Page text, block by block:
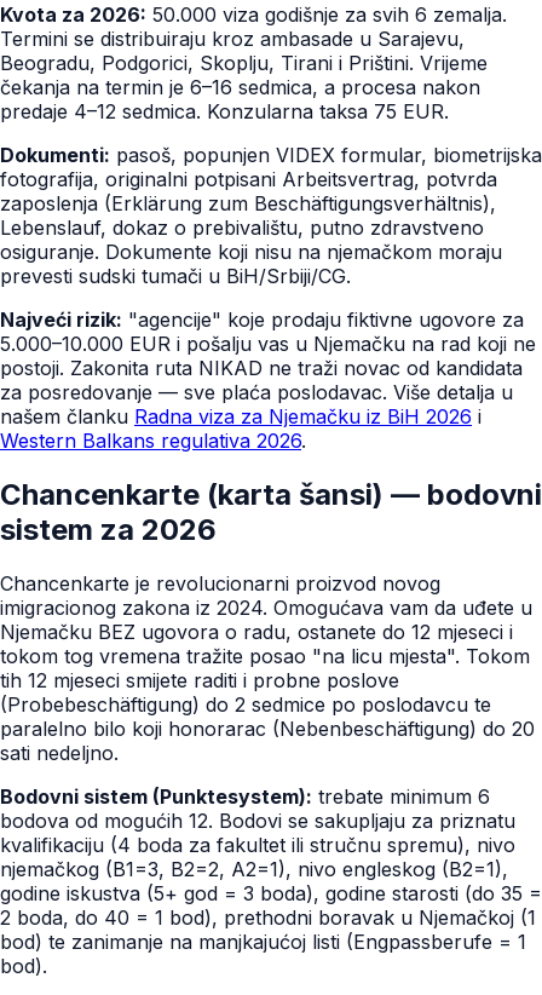
Kvota za 2026: 50.000 viza godišnje za svih 6 zemalja.
Termini se distribuiraju kroz ambasade u Sarajevu,
Beogradu, Podgorici, Skoplju, Tirani i Prištini. Vrijeme
čekanja na termin je 6–16 sedmica, a procesa nakon
predaje 4–12 sedmica. Konzularna taksa 75 EUR.
Dokumenti: pasoš, popunjen VIDEX formular, biometrijska
fotografija, originalni potpisani Arbeitsvertrag, potvrda
zaposlenja (Erklärung zum Beschäftigungsverhältnis),
Lebenslauf, dokaz o prebivalištu, putno zdravstveno
osiguranje. Dokumente koji nisu na njemačkom moraju
prevesti sudski tumači u BiH/Srbiji/CG.
Najveći rizik: "agencije" koje prodaju fiktivne ugovore za
5.000–10.000 EUR i pošalju vas u Njemačku na rad koji ne
postoji. Zakonita ruta NIKAD ne traži novac od kandidata
za posredovanje — sve plaća poslodavac. Više detalja u
našem članku Radna viza za Njemačku iz BiH 2026 i
Western Balkans regulativa 2026.
Chancenkarte (karta šansi) — bodovni
sistem za 2026
Chancenkarte je revolucionarni proizvod novog
imigracionog zakona iz 2024. Omogućava vam da uđete u
Njemačku BEZ ugovora o radu, ostanete do 12 mjeseci i
tokom tog vremena tražite posao "na licu mjesta". Tokom
tih 12 mjeseci smijete raditi i probne poslove
(Probebeschäftigung) do 2 sedmice po poslodavcu te
paralelno bilo koji honorarac (Nebenbeschäftigung) do 20
sati nedeljno.
Bodovni sistem (Punktesystem): trebate minimum 6
bodova od mogućih 12. Bodovi se sakupljaju za priznatu
kvalifikaciju (4 boda za fakultet ili stručnu spremu), nivo
njemačkog (B1=3, B2=2, A2=1), nivo engleskog (B2=1),
godine iskustva (5+ god = 3 boda), godine starosti (do 35 =
2 boda, do 40 = 1 bod), prethodni boravak u Njemačkoj (1
bod) te zanimanje na manjkajućoj listi (Engpassberufe = 1
bod).